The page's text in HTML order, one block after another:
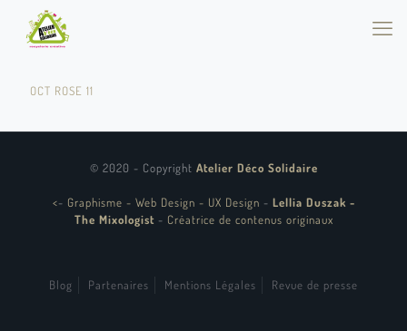
OCT ROSE 11
© 2020 - Copyright Atelier Déco Solidaire
<- Graphisme - Web Design - UX Design - Lellia Duszak -
The Mixologist - Créatrice de contenus originaux
Blog Partenaires Mentions Légales Revue de presse